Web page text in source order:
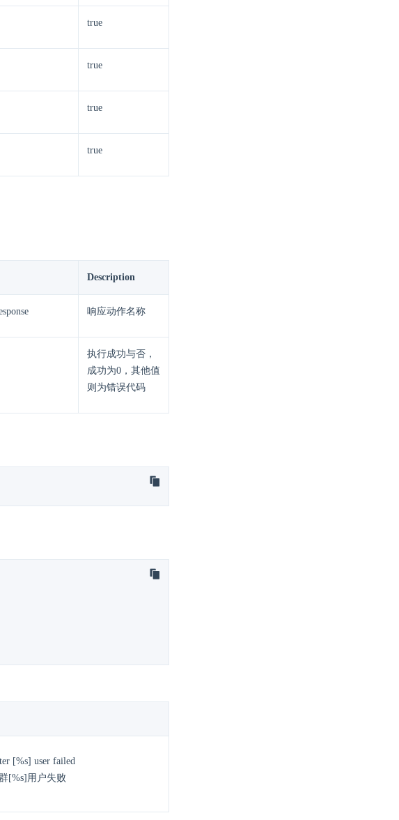
true
true
true
true
Description
响应动作名称
执行成功与否，
成功为0，其他值
则为错误代码
[%s] user failed
[%s]用户失败